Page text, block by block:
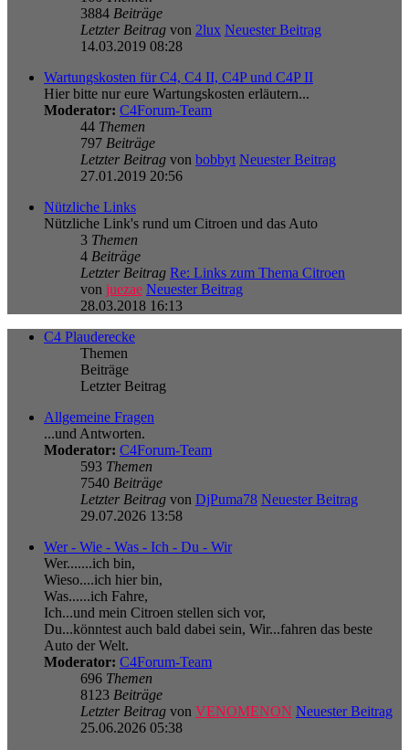
3884 Beiträge
Letzter Beitrag von 2lux Neuester Beitrag
14.03.2019 08:28
Wartungskosten für C4, C4 II, C4P und C4P II
Hier bitte nur eure Wartungskosten erläutern...
Moderator: C4Forum-Team
44 Themen
797 Beiträge
Letzter Beitrag von bobbyt Neuester Beitrag
27.01.2019 20:56
Nützliche Links
Nützliche Link's rund um Citroen und das Auto
3 Themen
4 Beiträge
Letzter Beitrag Re: Links zum Thema Citroen
von juezae Neuester Beitrag
28.03.2018 16:13
C4 Plauderecke
Themen
Beiträge
Letzter Beitrag
Allgemeine Fragen
...und Antworten.
Moderator: C4Forum-Team
593 Themen
7540 Beiträge
Letzter Beitrag von DjPuma78 Neuester Beitrag
29.07.2026 13:58
Wer - Wie - Was - Ich - Du - Wir
Wer.......ich bin,
Wieso....ich hier bin,
Was......ich Fahre,
Ich...und mein Citroen stellen sich vor,
Du...könntest auch bald dabei sein, Wir...fahren das beste
Auto der Welt.
Moderator: C4Forum-Team
696 Themen
8123 Beiträge
Letzter Beitrag von VENOMENON Neuester Beitrag
25.06.2026 05:38